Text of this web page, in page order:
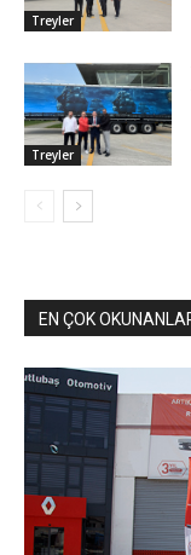
Treyler
Treyler
EN ÇOK